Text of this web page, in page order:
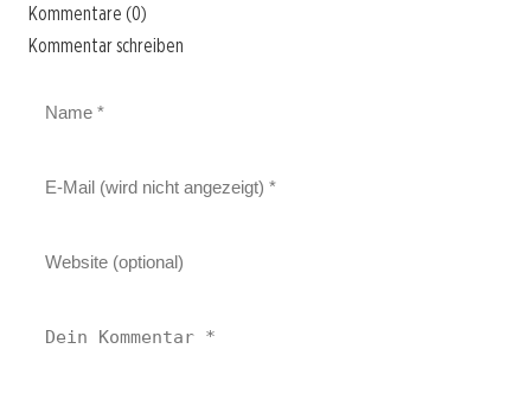
Kommentare (0)
Kommentar schreiben